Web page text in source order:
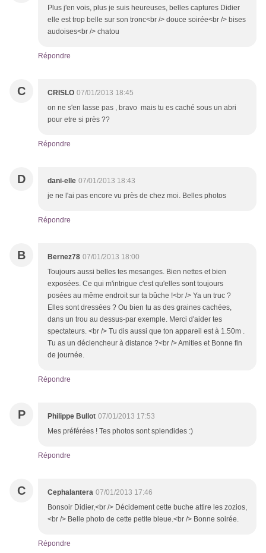
Plus j'en vois, plus je suis heureuses, belles captures Didier
elle est trop belle sur son tronc<br /> douce soirée<br /> bises
audoises<br /> chatou
Répondre
C CRISLO 07/01/2013 18:45
on ne s'en lasse pas , bravo mais tu es caché sous un abri
pour etre si près ??
Répondre
D dani-elle 07/01/2013 18:43
je ne l'ai pas encore vu près de chez moi. Belles photos
Répondre
B Bernez78 07/01/2013 18:00
Toujours aussi belles tes mesanges. Bien nettes et bien
exposées. Ce qui m'intrigue c'est qu'elles sont toujours
posées au même endroit sur ta bûche !<br /> Ya un truc ?
Elles sont dressées ? Ou bien tu as des graines cachées,
dans un trou au dessus-par exemple. Merci d'aider tes
spectateurs. <br /> Tu dis aussi que ton appareil est à 1.50m .
Tu as un déclencheur à distance ?<br /> Amities et Bonne fin
de journée.
Répondre
P Philippe Bullot 07/01/2013 17:53
Mes préférées ! Tes photos sont splendides :)
Répondre
C Cephalantera 07/01/2013 17:46
Bonsoir Didier,<br /> Décidement cette buche attire les zozios,
<br /> Belle photo de cette petite bleue.<br /> Bonne soirée.
Répondre